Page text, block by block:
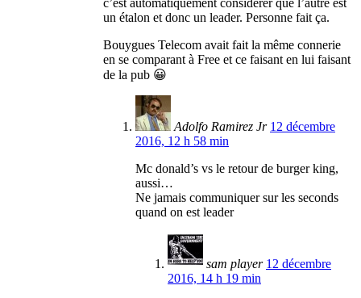
c’est automatiquement considérer que l’autre est
un étalon et donc un leader. Personne fait ça.
Bouygues Telecom avait fait la même connerie
en se comparant à Free et ce faisant en lui faisant
de la pub 😀
Adolfo Ramirez Jr 12 décembre
2016, 12 h 58 min
Mc donald’s vs le retour de burger king,
aussi…
Ne jamais communiquer sur les seconds
quand on est leader
sam player 12 décembre
2016, 14 h 19 min